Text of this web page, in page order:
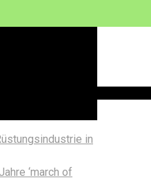
in
‘march of